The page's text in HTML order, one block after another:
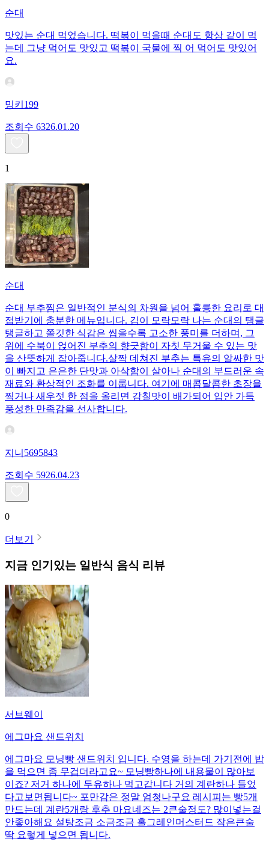
순대
맛있는 순대 먹었습니다. 떡볶이 먹을때 순대도 항상 같이 먹
는데 그냥 먹어도 맛있고 떡볶이 국물에 찍 어 먹어도 맛있어
요.
밍키199
조회수 6326.01.20
1
순대
​순대 부추찜은 일반적인 분식의 차원을 넘어 훌륭한 요리로 대
접받기에 충분한 메뉴입니다. 김이 모락모락 나는 순대의 탱글
탱글하고 쫄깃한 식감은 씹을수록 고소한 풍미를 더하며, 그
위에 수북이 얹어진 부추의 향긋함이 자칫 무거울 수 있는 맛
을 산뜻하게 잡아줍니다. ​살짝 데쳐진 부추는 특유의 알싸한 맛
이 빠지고 은은한 단맛과 아삭함이 살아나 순대의 부드러운 속
재료와 환상적인 조화를 이룹니다. 여기에 매콤달콤한 초장을
찍거나 새우젓 한 점을 올리면 감칠맛이 배가되어 입안 가득
풍성한 만족감을 선사합니다.
지니5695843
조회수 5926.04.23
0
더보기
지금 인기있는 일반식 음식 리뷰
서브웨이
에그마요 샌드위치
에그마요 모닝빵 샌드위치 입니다. 수영을 하는데 가기전에 밥
을 먹으면 좀 무겁더라고요~ 모닝빵하나에 내용물이 많아보
이죠? 저거 하나에 두유하나 먹고갑니다 거의 계란하나 들었
다고보면됩니다~ 포만감은 정말 엄청나구요 레시피는 빵5개
만드는데 계란5개랑 후추 마요네즈는 2큰술정도? 많이넣는걸
안좋아해요 설탕조금 소금조금 홀그레인머스터드 작은큰술
딱 요렇게 넣으면 됩니다.